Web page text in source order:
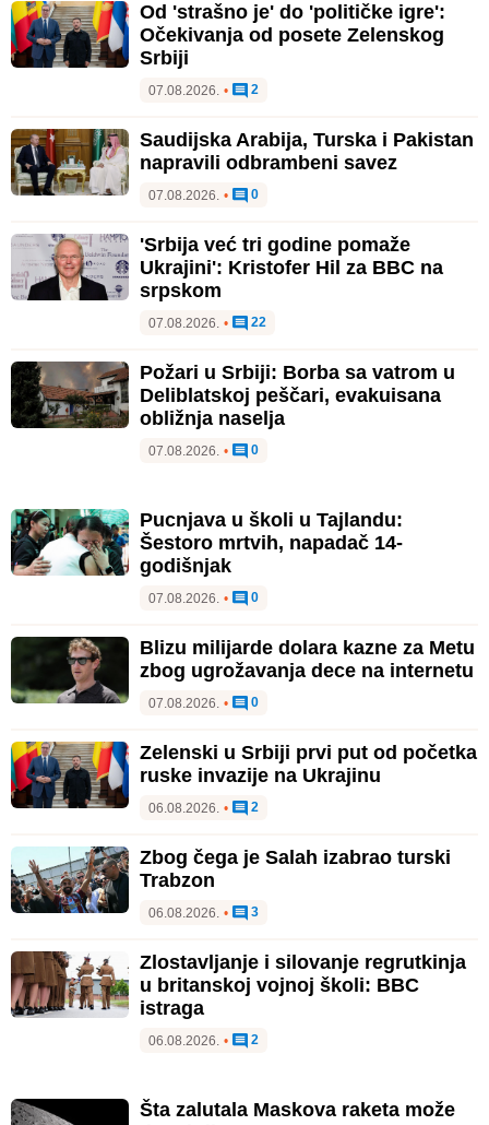
Od 'strašno je' do 'političke igre':
Očekivanja od posete Zelenskog
Srbiji
07.08.2026. • 2
Saudijska Arabija, Turska i Pakistan
napravili odbrambeni savez
07.08.2026. • 0
'Srbija već tri godine pomaže
Ukrajini': Kristofer Hil za BBC na
srpskom
07.08.2026. • 22
Požari u Srbiji: Borba sa vatrom u
Deliblatskoj peščari, evakuisana
obližnja naselja
07.08.2026. • 0
Pucnjava u školi u Tajlandu:
Šestoro mrtvih, napadač 14-
godišnjak
07.08.2026. • 0
Blizu milijarde dolara kazne za Metu
zbog ugrožavanja dece na internetu
07.08.2026. • 0
Zelenski u Srbiji prvi put od početka
ruske invazije na Ukrajinu
06.08.2026. • 2
Zbog čega je Salah izabrao turski
Trabzon
06.08.2026. • 3
Zlostavljanje i silovanje regrutkinja
u britanskoj vojnoj školi: BBC
istraga
06.08.2026. • 2
Šta zalutala Maskova raketa može